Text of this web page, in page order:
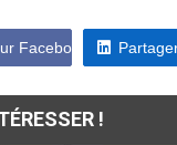
Facebook
!